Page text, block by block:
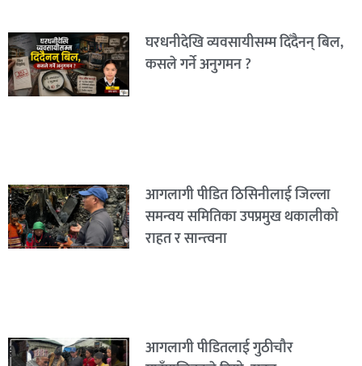
घरधनीदेखि व्यवसायीसम्म दिँदैनन् बिल,
कसले गर्ने अनुगमन ?
आगलागी पीडित ठिसिनीलाई जिल्ला
समन्वय समितिका उपप्रमुख थकालीको
राहत र सान्त्वना
आगलागी पीडितलाई गुठीचौर